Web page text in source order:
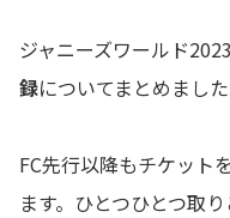
ジャニーズワールド
録についてまとめました
FC先行以降もチケット
ます。ひとつひとつ取